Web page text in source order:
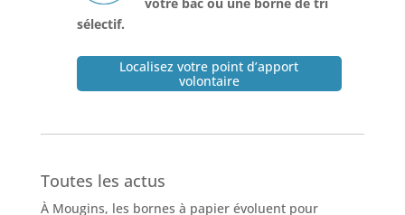
sélectif.
Localisez votre point d’apport
volontaire
Toutes les actus
À Mougins, les bornes à papier évoluent pour